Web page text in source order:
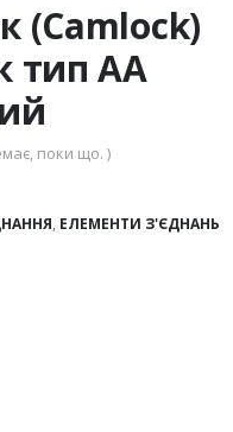
(Camlock)
тип AA
поки що. )
, ЕЛЕМЕНТИ З'ЄДНАНЬ